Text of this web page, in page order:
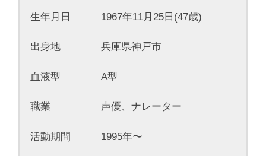
生年月日 1967年11月25日(47歳)
出身地 兵庫県神戸市
血液型 A型
職業 声優、ナレーター
活動期間 1995年〜